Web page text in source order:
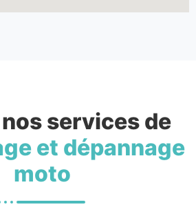
nos services de
et dépannage
moto